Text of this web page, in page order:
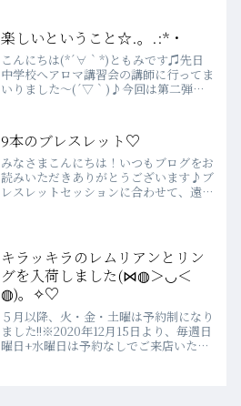
せです！この非売品のデモルチェライト
がお値段がついて...
楽しいということ☆.。.:*・
こんにちは(*´∀｀*)ともみです♫先日
中学校へアロマ講習会の講師に行ってま
いりました～(´▽｀)♪今回は第二弾と
ｲ資料に沿って説明をしているとお母様
たち日頃...
9本のブレスレット♡
みなさまこんにちは！いつもブログをお
読みいただきありがとうございます♪ブ
レスレットセッションに合わせて、遠方
ョップにて行いま...
キラッキラのレムリアンとリン
グを入荷しました(⋈◍＞◡＜
◍)。✧♡
５月以降、火・金・土曜は予約制になり
ました!!※2020年12月15日より、毎週日
曜日+水曜日は予約なしでご来店いただ